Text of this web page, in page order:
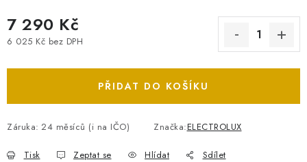
7 290 Kč
6 025 Kč bez DPH
PŘIDAT DO KOŠÍKU
Záruka: 24 měsíců (i na IČO) Značka:ELECTROLUX
Tisk Zeptat se Hlídat Sdílet